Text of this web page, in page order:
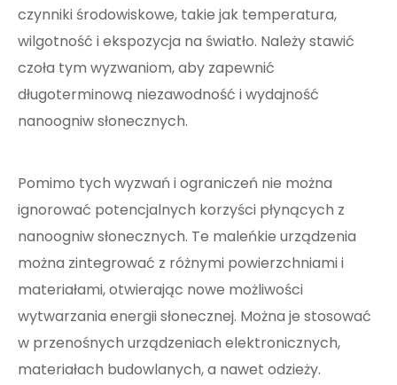
czynniki środowiskowe, takie jak temperatura,
wilgotność i ekspozycja na światło. Należy stawić
czoła tym wyzwaniom, aby zapewnić
długoterminową niezawodność i wydajność
nanoogniw słonecznych.
Pomimo tych wyzwań i ograniczeń nie można
ignorować potencjalnych korzyści płynących z
nanoogniw słonecznych. Te maleńkie urządzenia
można zintegrować z różnymi powierzchniami i
materiałami, otwierając nowe możliwości
wytwarzania energii słonecznej. Można je stosować
w przenośnych urządzeniach elektronicznych,
materiałach budowlanych, a nawet odzieży.